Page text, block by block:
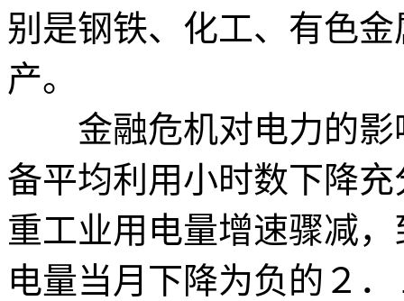
别是钢铁、化工、有色
产。
金融危机对电力的影
备平均利用小时数下降
重工业用电量增速骤减
电量当月下降为负的２